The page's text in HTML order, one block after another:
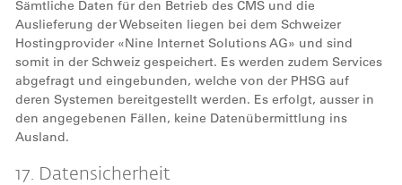
Sämtliche Daten für den Betrieb des CMS und die
Auslieferung der Webseiten liegen bei dem Schweizer
Hostingprovider «Nine Internet Solutions AG» und sind
somit in der Schweiz gespeichert. Es werden zudem Services
abgefragt und eingebunden, welche von der PHSG auf
deren Systemen bereitgestellt werden. Es erfolgt, ausser in
den angegebenen Fällen, keine Datenübermittlung ins
Ausland.
17. Datensicherheit